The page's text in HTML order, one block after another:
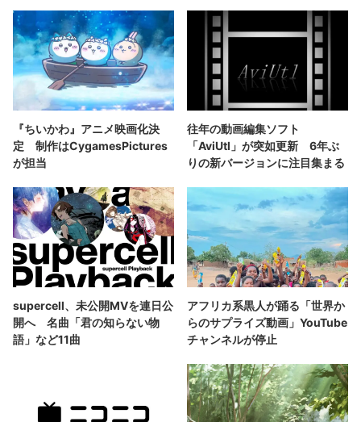
『ちいかわ』アニメ映画化決
定 制作はCygamesPictures
が担当
往年の動画編集ソフト
「AviUtl」が突如更新 6年ぶ
りの新バージョンに注目集まる
supercell、未公開MVを連日公
開へ 名曲「君の知らない物
語」など11曲
アフリカ系黒人が踊る「世界か
らのサプライズ動画」YouTube
チャンネルが停止